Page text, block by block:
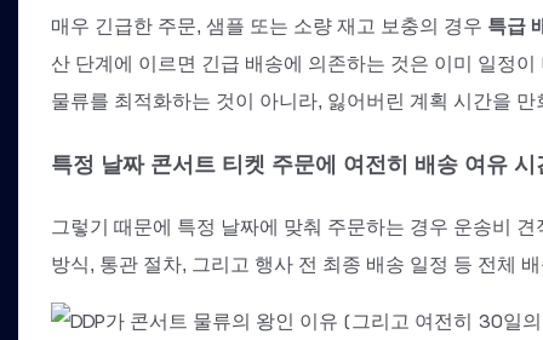
매우 긴급한 주문, 샘플 또는 소량 재고 보충의 경우 특급
산 단계에 이르면 긴급 배송에 의존하는 것은 이미 일정
물류를 최적화하는 것이 아니라, 잃어버린 계획 시간을
특정 날짜 콘서트 티켓 주문에 여전히 배송 여유
그렇기 때문에 특정 날짜에 맞춰 주문하는 경우 운송비
방식, 통관 절차, 그리고 행사 전 최종 배송 일정 등 전체